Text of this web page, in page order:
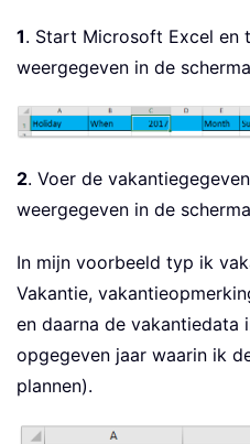
1. Start Microsoft Excel en
weergegeven in de
2. Voer de
weergegeven in de
In mijn voorbeeld typ ik
Vakantie,
en daarna de vakantiedata
opgegeven jaar waarin ik
plannen).